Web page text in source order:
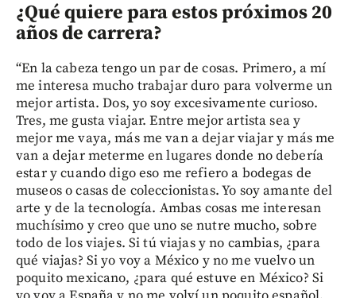
¿Qué quiere para estos próximos 20
años de carrera?
“En la cabeza tengo un par de cosas. Primero, a mí
me interesa mucho trabajar duro para volverme un
mejor artista. Dos, yo soy excesivamente curioso.
Tres, me gusta viajar. Entre mejor artista sea y
mejor me vaya, más me van a dejar viajar y más me
van a dejar meterme en lugares donde no debería
estar y cuando digo eso me refiero a bodegas de
museos o casas de coleccionistas. Yo soy amante del
arte y de la tecnología. Ambas cosas me interesan
muchísimo y creo que uno se nutre mucho, sobre
todo de los viajes. Si tú viajas y no cambias, ¿para
qué viajas? Si yo voy a México y no me vuelvo un
poquito mexicano, ¿para qué estuve en México? Si